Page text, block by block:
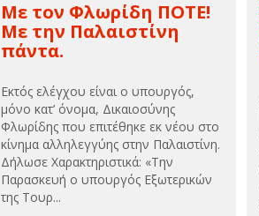
Με τον Φλωρίδη ΠΟΤΕ!
Με την Παλαιστίνη
πάντα.
Εκτός ελέγχου είναι ο υπουργός,
μόνο κατ’ όνομα, Δικαιοσύνης
Φλωρίδης που επιτέθηκε εκ νέου στο
κίνημα αλληλεγγύης στην Παλαιστίνη.
Δήλωσε Χαρακτηριστικά: «Την
Παρασκευή ο υπουργός Εξωτερικών
της Τουρ...